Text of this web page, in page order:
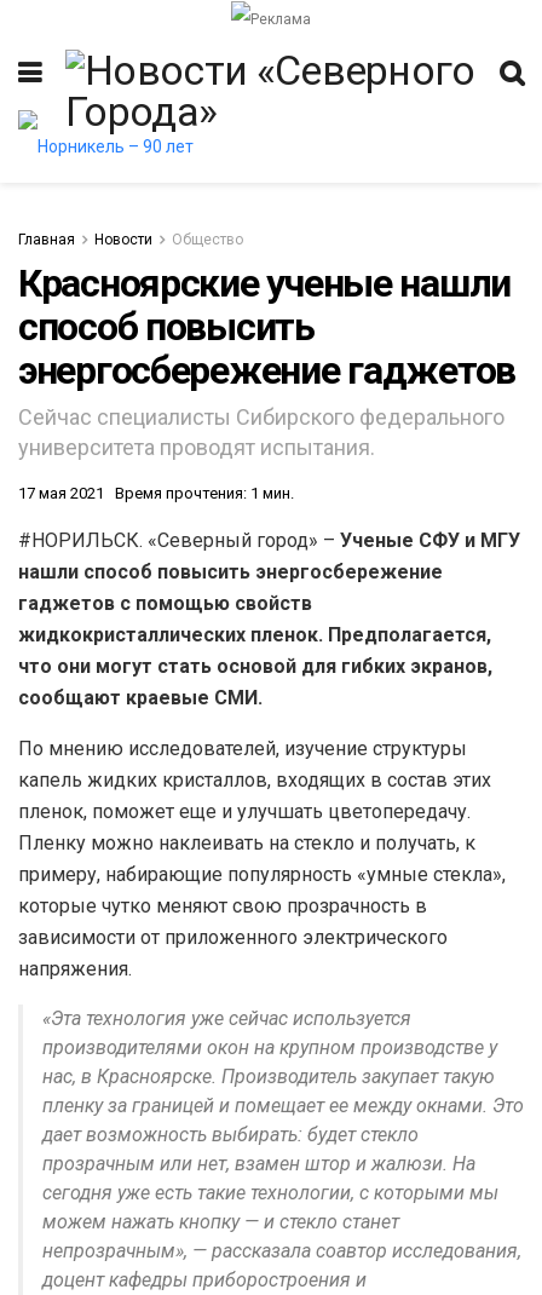
Главная Новости Общество
Красноярские ученые нашли
способ повысить
энергосбережение гаджетов
Сейчас специалисты Сибирского федерального
университета проводят испытания.
17 мая 2021 Время прочтения: 1 мин.
#НОРИЛЬСК. «Северный город» – Ученые СФУ и МГУ
нашли способ повысить энергосбережение
гаджетов с помощью свойств
жидкокристаллических пленок. Предполагается,
что они могут стать основой для гибких экранов,
сообщают краевые СМИ.
По мнению исследователей, изучение структуры
капель жидких кристаллов, входящих в состав этих
пленок, поможет еще и улучшать цветопередачу.
Пленку можно наклеивать на стекло и получать, к
примеру, набирающие популярность «умные стекла»,
которые чутко меняют свою прозрачность в
зависимости от приложенного электрического
напряжения.
«Эта технология уже сейчас используется
производителями окон на крупном производстве у
нас, в Красноярске. Производитель закупает такую
пленку за границей и помещает ее между окнами. Это
дает возможность выбирать: будет стекло
прозрачным или нет, взамен штор и жалюзи. На
сегодня уже есть такие технологии, с которыми мы
можем нажать кнопку — и стекло станет
непрозрачным», — рассказала соавтор исследования,
доцент кафедры приборостроения и